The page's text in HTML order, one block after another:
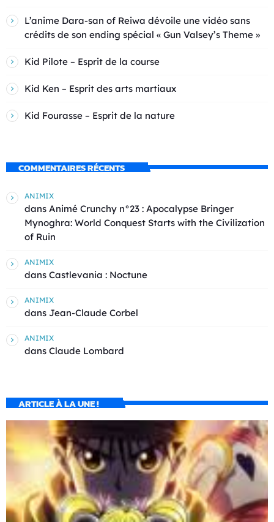
L’anime Dara-san of Reiwa dévoile une vidéo sans
crédits de son ending spécial « Gun Valsey’s Theme »
Kid Pilote – Esprit de la course
Kid Ken – Esprit des arts martiaux
Kid Fourasse – Esprit de la nature
COMMENTAIRES RÉCENTS
ANIMIX
dans Animé Crunchy n°23 : Apocalypse Bringer
Mynoghra: World Conquest Starts with the Civilization
of Ruin
ANIMIX
dans Castlevania : Noctune
ANIMIX
dans Jean-Claude Corbel
ANIMIX
dans Claude Lombard
ARTICLE À LA UNE !